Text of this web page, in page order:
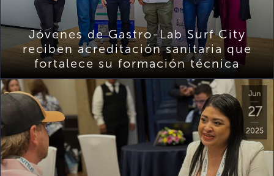
Jóvenes de Gastro-Lab Surf City
reciben acreditación sanitaria que
fortalece su formación técnica
Jun
27
2025